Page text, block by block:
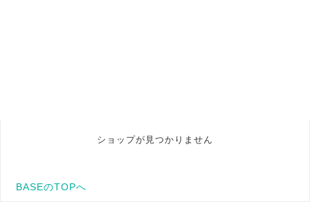
ショップが見つかりません
BASEのTOPへ